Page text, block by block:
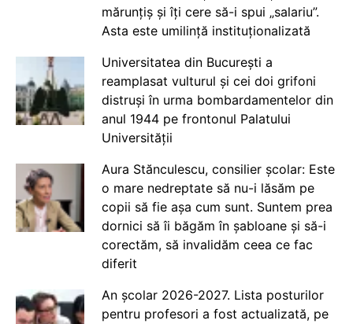
mărunțiș și îți cere să-i spui „salariu”.
Asta este umilință instituționalizată
Universitatea din București a
reamplasat vulturul și cei doi grifoni
distruși în urma bombardamentelor din
anul 1944 pe frontonul Palatului
Universității
Aura Stănculescu, consilier școlar: Este
o mare nedreptate să nu-i lăsăm pe
copii să fie așa cum sunt. Suntem prea
dornici să îi băgăm în șabloane și să-i
corectăm, să invalidăm ceea ce fac
diferit
An școlar 2026-2027. Lista posturilor
pentru profesori a fost actualizată, pe